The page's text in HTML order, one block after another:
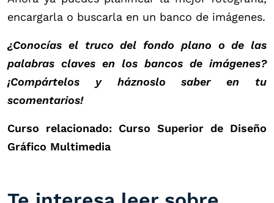
encargarla o buscarla en un banco de imágenes.
¿Conocías el truco del fondo plano o de las
palabras claves en los bancos de imágenes?
¡Compártelos y háznoslo saber en tu
scomentarios!
Curso relacionado: Curso Superior de Diseño
Gráfico Multimedia